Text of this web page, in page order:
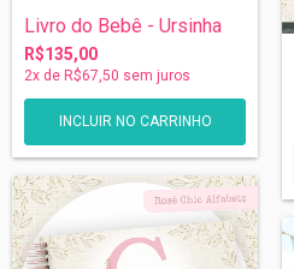
Livro do Bebê - Ursinha
R$135,00
2x de R$67,50 sem juros